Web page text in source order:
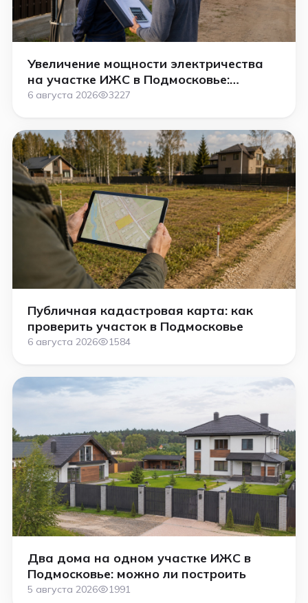
Увеличение мощности электричества
на участке ИЖС в Подмосковье:
сколько стоит
6 августа 2026 3227
Публичная кадастровая карта: как
проверить участок в Подмосковье
6 августа 2026 1584
Два дома на одном участке ИЖС в
Подмосковье: можно ли построить
5 августа 2026 1991